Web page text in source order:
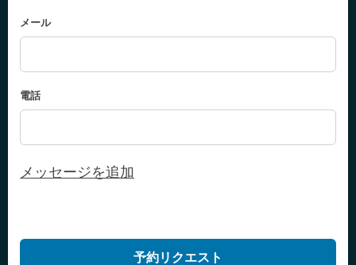
メール
電話
メッセージを追加
予約リクエスト